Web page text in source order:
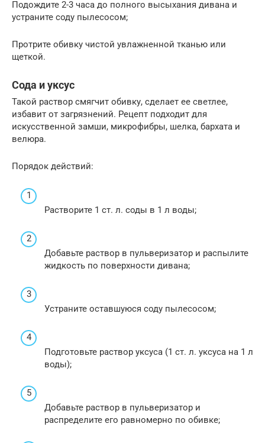
Подождите 2-3 часа до полного высыхания дивана и
устраните соду пылесосом;
Протрите обивку чистой увлажненной тканью или
щеткой.
Сода и уксус
Такой раствор смягчит обивку, сделает ее светлее,
избавит от загрязнений. Рецепт подходит для
искусственной замши, микрофибры, шелка, бархата и
велюра.
Порядок действий:
Растворите 1 ст. л. соды в 1 л воды;
Добавьте раствор в пульверизатор и распылите
жидкость по поверхности дивана;
Устраните оставшуюся соду пылесосом;
Подготовьте раствор уксуса (1 ст. л. уксуса на 1 л
воды);
Добавьте раствор в пульверизатор и
распределите его равномерно по обивке;